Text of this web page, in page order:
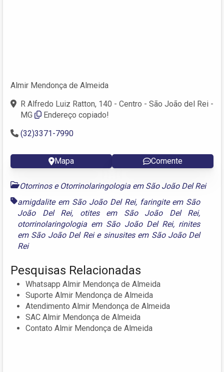
Almir Mendonça de Almeida
R Alfredo Luiz Ratton, 140 - Centro - São João del Rei -
MG
Endereço copiado!
(32)3371-7990
Mapa Comente
Otorrinos e Otorrinolaringologia em São João Del Rei
amigdalite em São João Del Rei, faringite em São
João Del Rei, otites em São João Del Rei,
otorrinolaringologia em São João Del Rei, rinites
em São João Del Reie sinusites em São João Del
Rei
Pesquisas Relacionadas
Whatsapp Almir Mendonça de Almeida
Suporte Almir Mendonça de Almeida
Atendimento Almir Mendonça de Almeida
SAC Almir Mendonça de Almeida
Contato Almir Mendonça de Almeida